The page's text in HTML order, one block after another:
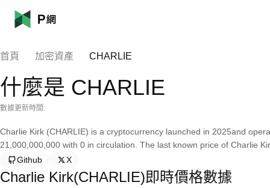
首頁 加密資產 CHARLIE
什麼是 CHARLIE
數據更新時間:
Charlie Kirk (CHARLIE) is a cryptocurrency launched in 2025and
21,000,000,000 with 0 in circulation. The last known price of Charlie
Github
X
Charlie Kirk(CHARLIE)即時價格數據